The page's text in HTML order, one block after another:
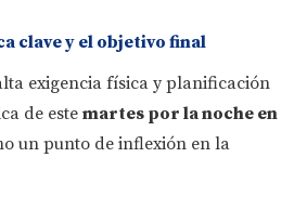
clave y el objetivo final
exigencia física y planificación
de este martes por la noche en
un punto de inflexión en la